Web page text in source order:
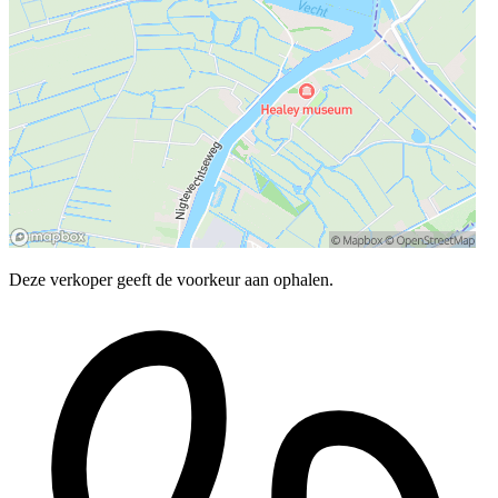
Deze verkoper geeft de voorkeur aan ophalen.